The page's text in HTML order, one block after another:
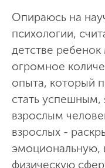
Опираюсь на
психологии,
детстве
огромное
опыта, который
стать
взрослым
взрослых -
эмоциональную,
физическую